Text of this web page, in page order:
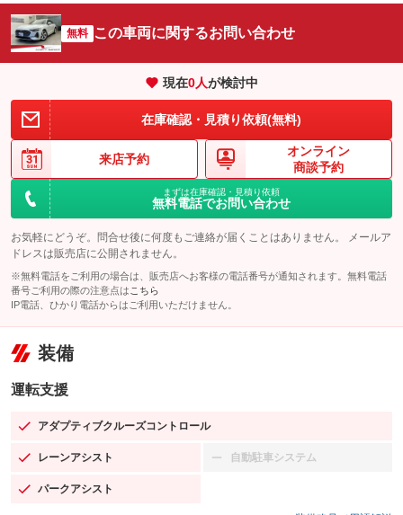
無料 この車両に関するお問い合わせ
現在0人が検討中
在庫確認・見積り依頼(無料)
来店予約
オンライン
商談予約
まずは在庫確認・見積り依頼
無料電話でお問い合わせ
お気軽にどうぞ。問合せ後に何度もご連絡が届くことはありません。 メールア
ドレスは販売店に公開されません。
※無料電話をご利用の場合は、販売店へお客様の電話番号が通知されます。無料電話
番号ご利用の際の注意点は こちら
IP電話、ひかり電話からはご利用いただけません。
装備
運転支援
アダプティブクルーズコントロール
：装備あり
レーンアシスト
：装備あり 自動駐車システム
：装備なし
パークアシスト
：装備あり